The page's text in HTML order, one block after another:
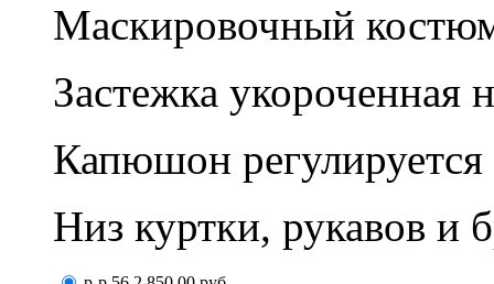
Маскировочный
Застежка укороченная
Капюшон
Низ куртки, рукавов и